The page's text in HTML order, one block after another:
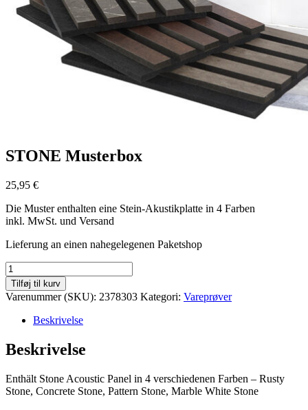
STONE Musterbox
25,95 €
Die Muster enthalten eine Stein-Akustikplatte in 4 Farben
inkl. MwSt. und Versand
Lieferung an einen nahegelegenen Paketshop
STONE
Musterbox
antal
Tilføj til kurv
Varenummer (SKU): 2378303 Kategori: Vareprøver
Beskrivelse
Beskrivelse
Enthält Stone Acoustic Panel in 4 verschiedenen Farben – Rusty
Stone, Concrete Stone, Pattern Stone, Marble White Stone